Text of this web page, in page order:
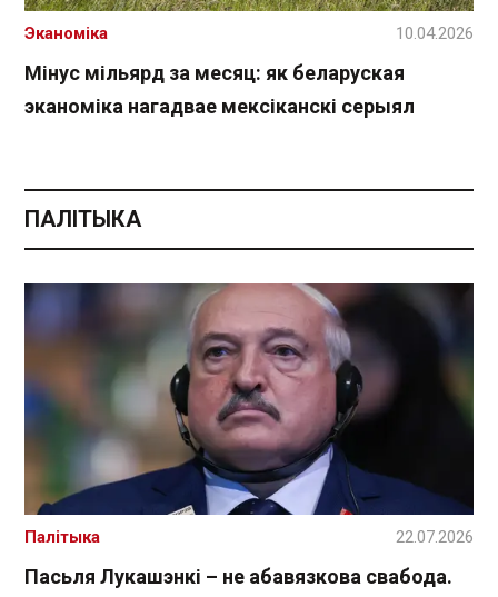
Мінус мільярд за месяц: як беларуская
эканоміка нагадвае мексіканскі серыял
Эканоміка 10.04.2026
ПАЛІТЫКА
Пасьля Лукашэнкі – не абавязкова свабода.
Палітыка 22.07.2026